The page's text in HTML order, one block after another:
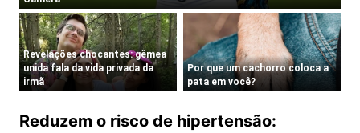
Reduzem o risco de hipertensão: